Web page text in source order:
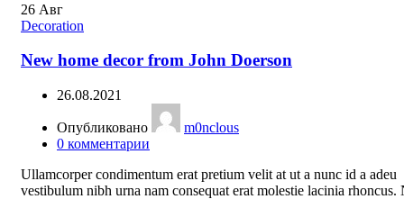
26 Авг
Decoration
New home decor from John Doerson
26.08.2021
Опубликовано
m0nclous
0 комментарии
Ullamcorper condimentum erat pretium velit at ut a nunc id a adeu
vestibulum nibh urna nam consequat erat molestie lacinia rhoncus.